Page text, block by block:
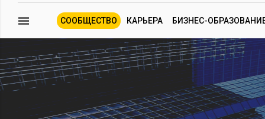
СООБЩЕСТВО КАРЬЕРА БИЗНЕС-